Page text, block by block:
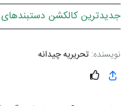
جدیدترین کالکشن دستبندهای
نویسنده: تحریریه چیدانه